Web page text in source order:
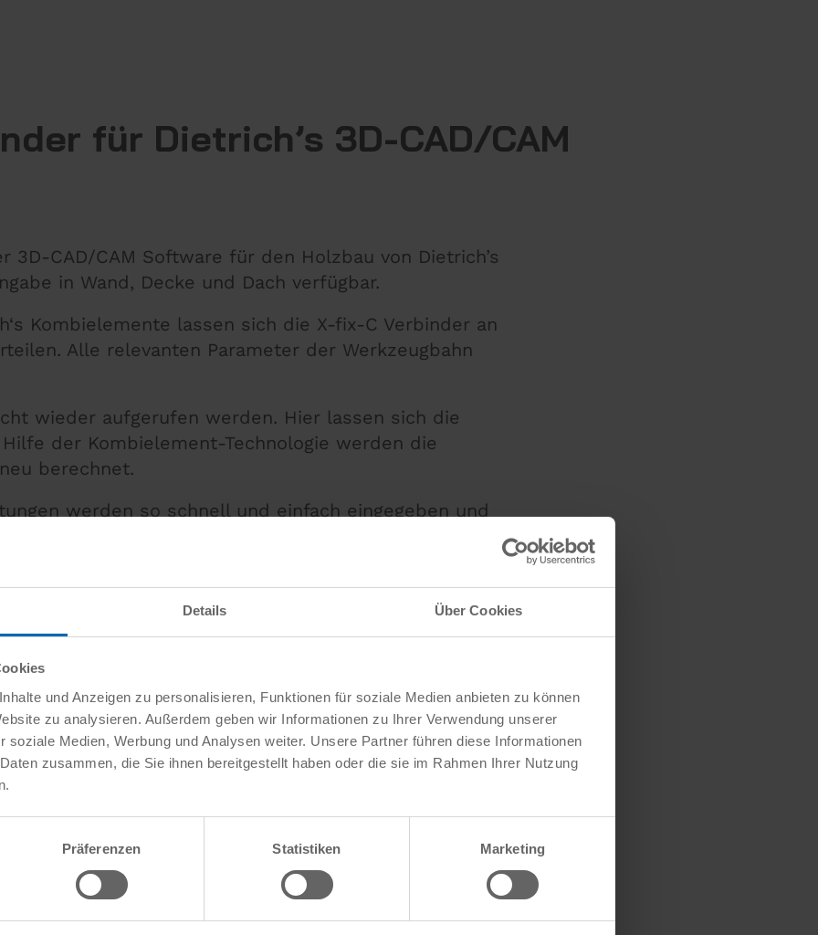
Details Über Cookies
und Anzeigen zu personalisieren, Funktionen für soziale Medien anbieten zu können
zu analysieren. Außerdem geben wir Informationen zu Ihrer Verwendung unserer
soziale Medien, Werbung und Analysen weiter. Unsere Partner führen diese Informationen
zusammen, die Sie ihnen bereitgestellt haben oder die sie im Rahmen Ihrer Nutzung
Präferenzen Statistiken Marketing
für Dietrich’s 3D-CAD/CAM
CAD/CAM Software für den Holzbau von Dietrich’s
in Wand, Decke und Dach verfügbar.
Kombielemente lassen sich die X-fix-C Verbinder an
Alle relevanten Parameter der Werkzeugbahn
wieder aufgerufen werden. Hier lassen sich die
der Kombielement-Technologie werden die
berechnet.
werden so schnell und einfach eingegeben und
von Maßen oder Toleranzen.
Brettsperrholzdecken und -wände